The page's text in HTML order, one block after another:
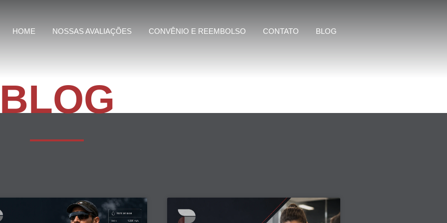
HOME NOSSAS AVALIAÇÕES CONVÊNIO E REEMBOLSO CONTATO BLOG
BLOG
Page Page